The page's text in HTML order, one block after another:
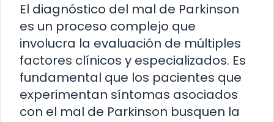
El diagnóstico del mal de Parkinson
es un proceso complejo que
involucra la evaluación de múltiples
factores clínicos y especializados. Es
fundamental que los pacientes que
experimentan síntomas asociados
con el mal de Parkinson busquen la